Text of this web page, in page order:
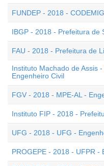
FUNDEP - 2018 -
IBGP - 2018 - Prefeitura de
FAU - 2018 - Prefeitura de
Instituto Machado de Assis
Engenheiro Civil
FGV - 2018 - MPE-AL -
Instituto FIP - 2018 -
UFG - 2018 - UFG -
PROGEPE - 2018 - UFPR -